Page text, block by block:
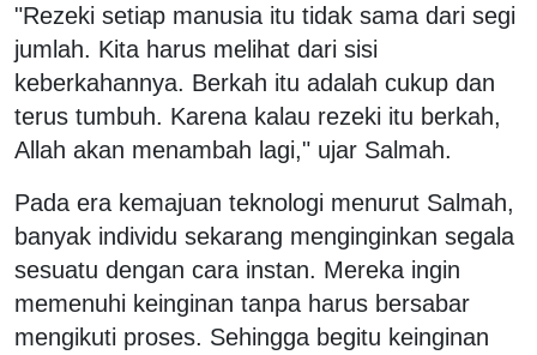
"Rezeki setiap manusia itu tidak sama dari segi
jumlah. Kita harus melihat dari sisi
keberkahannya. Berkah itu adalah cukup dan
terus tumbuh. Karena kalau rezeki itu berkah,
Allah akan menambah lagi," ujar Salmah.
Pada era kemajuan teknologi menurut Salmah,
banyak individu sekarang menginginkan segala
sesuatu dengan cara instan. Mereka ingin
memenuhi keinginan tanpa harus bersabar
mengikuti proses. Sehingga begitu keinginan